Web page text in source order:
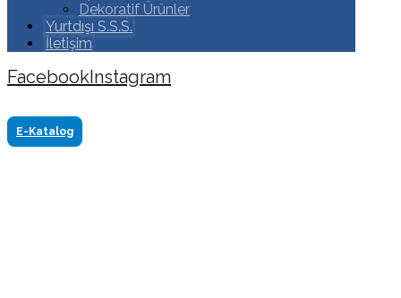
Dekoratif Ürünler
Yurtdışı S.S.S.
İletişim
FacebookInstagram
www.akasyareklam.com
E-Katalog